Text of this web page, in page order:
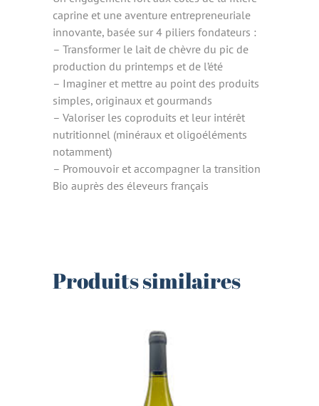
caprine et une aventure entrepreneuriale
innovante, basée sur 4 piliers fondateurs :
– Transformer le lait de chèvre du pic de
production du printemps et de l’été
– Imaginer et mettre au point des produits
simples, originaux et gourmands
– Valoriser les coproduits et leur intérêt
nutritionnel (minéraux et oligoéléments
notamment)
– Promouvoir et accompagner la transition
Bio auprès des éleveurs français
Produits similaires